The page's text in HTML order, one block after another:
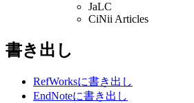
JaLC
CiNii Articles
書き出し
RefWorksに書き出し
EndNoteに書き出し